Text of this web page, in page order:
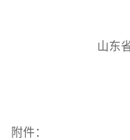
山东省消防
附件：